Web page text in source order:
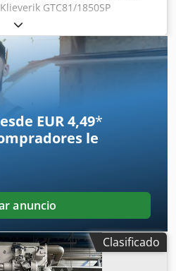
GTC81/1850SP
la impresión por
de manera eficiente, pero
con hojas cortadas y
Ancho máximo de material:
s Dcjdpfx Abszaq E No Hok
Temperatura máxima: 220°C
está en muy buen estado.
EUR 4,49*
le
anuncio
Clasificado